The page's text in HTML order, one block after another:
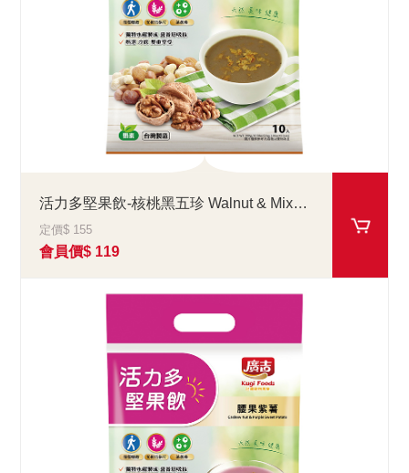
活力多堅果飲-核桃黑五珍 Walnut & Mixed Cereal
定價$ 155
會員價$ 119